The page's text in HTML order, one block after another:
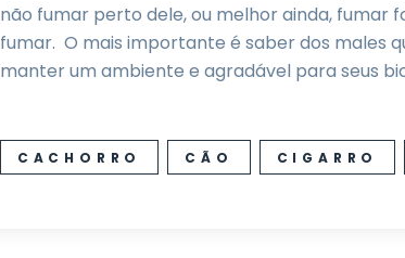
não fumar perto dele, ou melhor ainda, fumar
fumar. O mais importante é saber dos males
manter um ambiente e agradável para seus
CACHORRO CÃO CIGARRO